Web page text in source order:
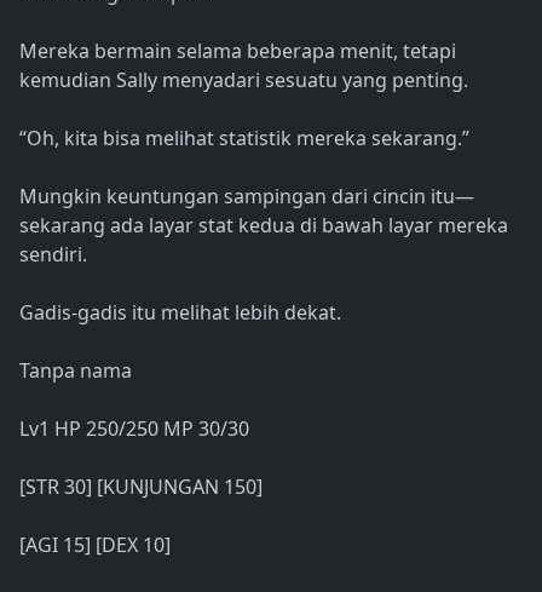
Mereka bermain selama beberapa menit, tetapi
kemudian Sally menyadari sesuatu yang penting.
“Oh, kita bisa melihat statistik mereka sekarang.”
Mungkin keuntungan sampingan dari cincin itu—
sekarang ada layar stat kedua di bawah layar mereka
sendiri.
Gadis-gadis itu melihat lebih dekat.
Tanpa nama
Lv1 HP 250/250 MP 30/30
[STR 30] [KUNJUNGAN 150]
[AGI 15] [DEX 10]